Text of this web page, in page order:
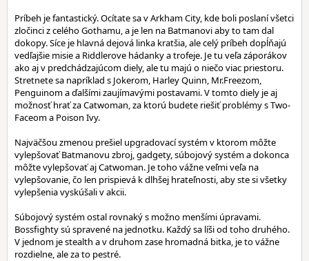
Príbeh je fantastický. Ocítate sa v Arkham City, kde boli poslaní všetci
zločinci z celého Gothamu, a je len na Batmanovi aby to tam dal
dokopy. Síce je hlavná dejová linka kratšia, ale celý príbeh dopĺňajú
vedľajšie misie a Riddlerove hádanky a trofeje. Je tu veľa záporákov
ako aj v predchádzajúcom diely, ale tu majú o niečo viac priestoru.
Stretnete sa napríklad s Jokerom, Harley Quinn, Mr.Freezom,
Penguinom a ďalšími zaujímavými postavami. V tomto diely je aj
možnosť hrať za Catwoman, za ktorú budete riešiť problémy s Two-
Faceom a Poison Ivy.
Najväčšou zmenou prešiel upgradovací systém v ktorom môžte
vylepšovať Batmanovu zbroj, gadgety, súbojový systém a dokonca
môžte vylepšovať aj Catwoman. Je toho vážne veľmi veľa na
vylepšovanie, čo len prispievá k dlhšej hrateľnosti, aby ste si všetky
vylepšenia vyskúšali v akcii.
Súbojový systém ostal rovnaký s možno menšími úpravami.
Bossfighty sú spravené na jednotku. Každý sa líši od toho druhého.
V jednom je stealth a v druhom zase hromadná bitka, je to vážne
rozdielne, ale za to pestré.